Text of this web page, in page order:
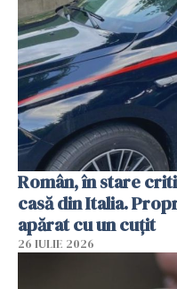
Român, în stare
casă din Italia.
apărat cu un cuțit
26 IULIE 2026